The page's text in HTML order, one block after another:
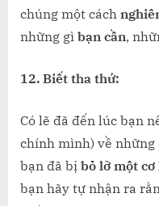
chúng một cách
những gì bạn cần,
12. Biết tha thứ:
Có lẽ đã đến lúc bạn
chính mình) về những
bạn đã bị bỏ lỡ một
bạn hãy tự nhận ra